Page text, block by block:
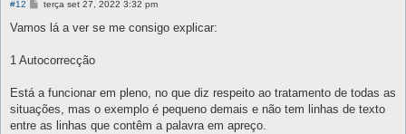
#12
M
n
g
terça set 27, 2022 3:32 pm
Vamos lá a ver se me consigo explicar:
1 Autocorrecção
Está a funcionar em pleno, no que diz respeito ao tratamento de todas as
situações, mas o exemplo é pequeno demais e não tem linhas de texto
entre as linhas que contêm a palavra em apreço.